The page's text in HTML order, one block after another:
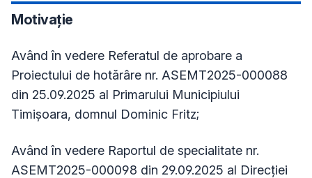
Motivație
Având în vedere Referatul de aprobare a
Proiectului de hotărâre nr. ASEMT2025-000088
din 25.09.2025 al Primarului Municipiului
Timişoara, domnul Dominic Fritz;
Având în vedere Raportul de specialitate nr.
ASEMT2025-000098 din 29.09.2025 al Direcției